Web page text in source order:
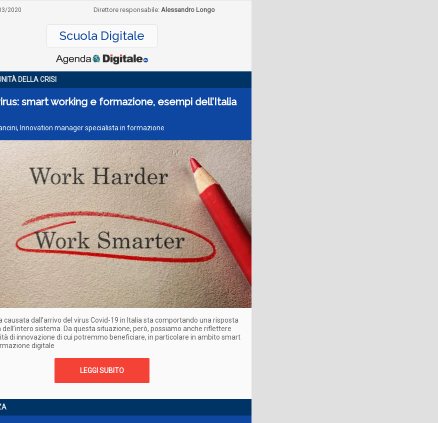
2020 Direttore responsabile: Alessandro Longo
Scuola Digitale
DELLA CRISI
smart working e formazione, esempi dell’Italia
Innovation manager specialista in formazione
causata dall’arrivo del virus Covid-19 in Italia sta comportando una risposta
sistema. Da questa situazione, però, possiamo anche riflettere
di innovazione di cui potremmo beneficiare, in particolare in ambito smart
digitale
LEGGI SUBITO